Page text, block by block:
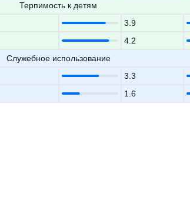
Терпимость к детям
3.9
4.2
Служебное использование
3.3
1.6